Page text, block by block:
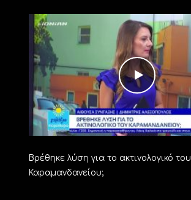
Βρέθηκε λύση για το ακτινολογικό του
Καραμανδανείου;